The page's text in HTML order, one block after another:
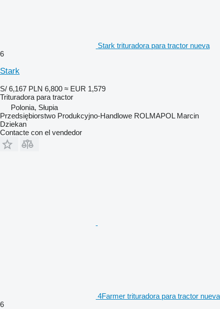
Stark trituradora para tractor nueva
6
Stark
S/ 6,167 PLN 6,800 ≈ EUR 1,579
Trituradora para tractor
Polonia, Słupia
Przedsiębiorstwo Produkcyjno-Handlowe ROLMAPOL Marcin
Dziekan
Contacte con el vendedor
4Farmer trituradora para tractor nueva
6